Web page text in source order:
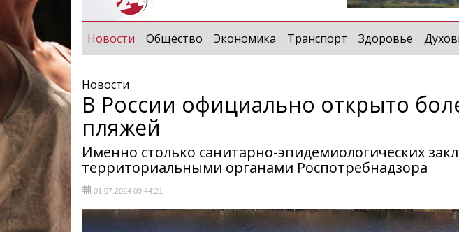
Новости (current)
Общество Экономика Транспорт Здоровье
Новости
В России официально открыто
пляжей
Именно столько санитарно-эпидемиологических
территориальными органами Роспотребнадзора
01.07.2024 09:44:21